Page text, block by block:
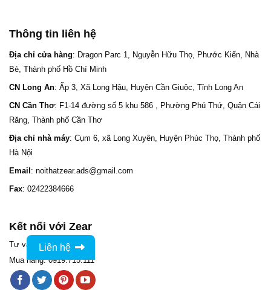
Thông tin liên hệ
Địa chỉ cửa hàng: Dragon Parc 1, Nguyễn Hữu Thọ, Phước Kiển, Nhà
Bè, Thành phố Hồ Chí Minh
CN Long An: Ấp 3, Xã Long Hậu, Huyện Cần Giuộc, Tỉnh Long An
CN Cần Thơ: F1-14 đường số 5 khu 586 , Phường Phú Thứ, Quận Cái
Răng, Thành phố Cần Thơ
Địa chỉ nhà máy: Cụm 6, xã Long Xuyên, Huyện Phúc Thọ, Thành phố
Hà Nội
Email : noithatzear.ads@gmail.com
Fax: 02422384666
Kết nối với Zear
Tư vấn: 0965.525.528
Mua hàng: 0919.715.111
Liên hệ
Nhắn tin Zalo